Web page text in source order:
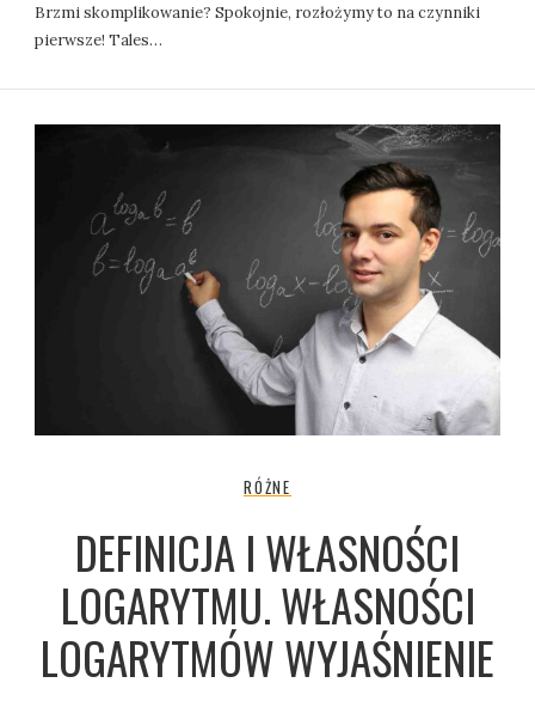
Brzmi skomplikowanie? Spokojnie, rozłożymy to na czynniki
pierwsze! Tales…
RÓŻNE
DEFINICJA I WŁASNOŚCI
LOGARYTMU. WŁASNOŚCI
LOGARYTMÓW WYJAŚNIENIE